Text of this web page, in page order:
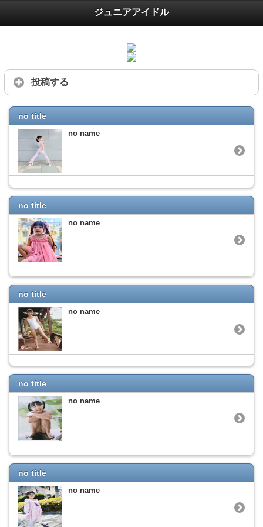
ジュニアアイドル
投稿する
no title
no name
no title
no name
no title
no name
no title
no name
no title
no name